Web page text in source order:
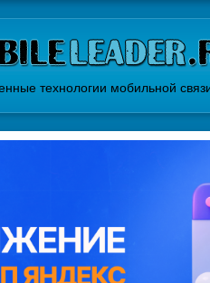
технологии мобильной